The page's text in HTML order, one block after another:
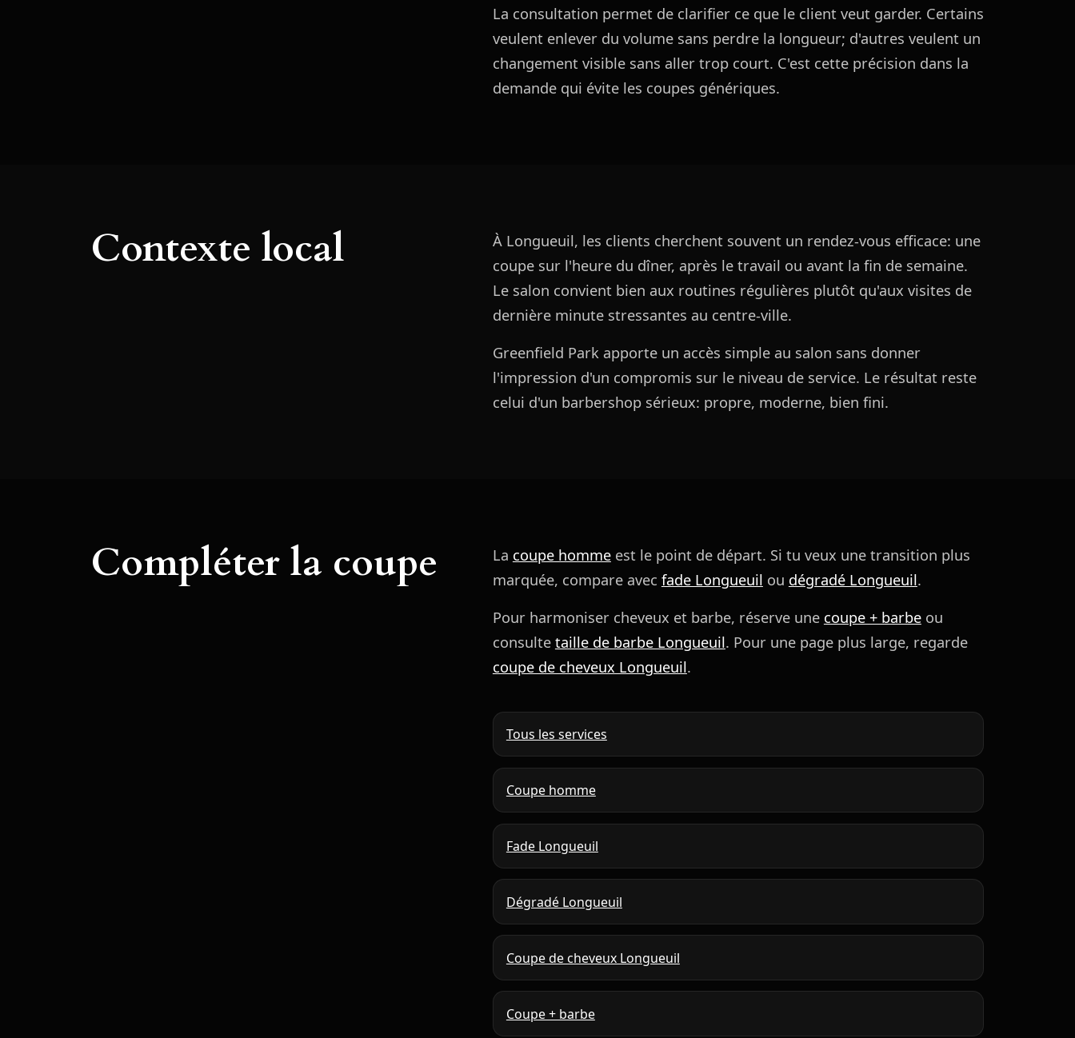
La consultation permet de clarifier ce que le client veut garder. Certains
veulent enlever du volume sans perdre la longueur; d'autres veulent un
changement visible sans aller trop court. C'est cette précision dans la
demande qui évite les coupes génériques.
Contexte local
À Longueuil, les clients cherchent souvent un rendez-vous efficace: une
coupe sur l'heure du dîner, après le travail ou avant la fin de semaine.
Le salon convient bien aux routines régulières plutôt qu'aux visites de
dernière minute stressantes au centre-ville.
Greenfield Park apporte un accès simple au salon sans donner
l'impression d'un compromis sur le niveau de service. Le résultat reste
celui d'un barbershop sérieux: propre, moderne, bien fini.
Compléter la coupe La coupe hommeest le point de départ. Si tu veux une transition plus
marquée, compare avec fade Longueuil ou dégradé Longueuil.
Pour harmoniser cheveux et barbe, réserve une coupe + barbeou
consulte taille de barbe Longueuil. Pour une page plus large, regarde
coupe de cheveux Longueuil.
Tous les services
Coupe homme
Fade Longueuil
Dégradé Longueuil
Coupe de cheveux Longueuil
Coupe + barbe